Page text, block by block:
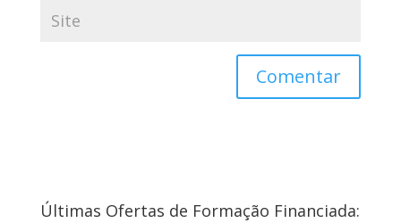
Últimas Ofertas de Formação Financiada: